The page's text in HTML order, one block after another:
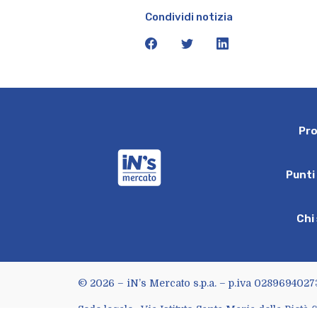
Condividi notizia
facebooktwitter
Pro
Punti
C hi
© 2026 – iN’s Mercato s.p.a. – p.iva
Sede legale : Via Istituto Santa Maria della Pietà 6,